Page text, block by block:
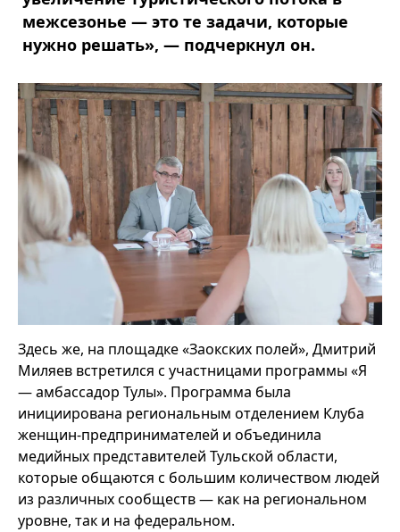
межсезонье — это те задачи, которые
нужно решать», — подчеркнул он.
Здесь же, на площадке «Заокских полей», Дмитрий
Миляев встретился с участницами программы «Я
— амбассадор Тулы». Программа была
инициирована региональным отделением Клуба
женщин-предпринимателей и объединила
медийных представителей Тульской области,
которые общаются с большим количеством людей
из различных сообществ — как на региональном
уровне, так и на федеральном.